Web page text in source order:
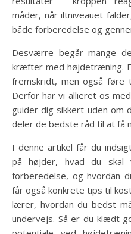
måder, når iltniveauet
både forberedelse og
Desværre begår mange
kræfter med højdetræning.
fremskridt, men også føre
Derfor har vi allieret os
guider dig sikkert uden om
deler de bedste råd til at få
I denne artikel får du
på højder, hvad du
forberedelse, og hvordan
får også konkrete tips til
lærer, hvordan du bedst
undervejs. Så er du klædt